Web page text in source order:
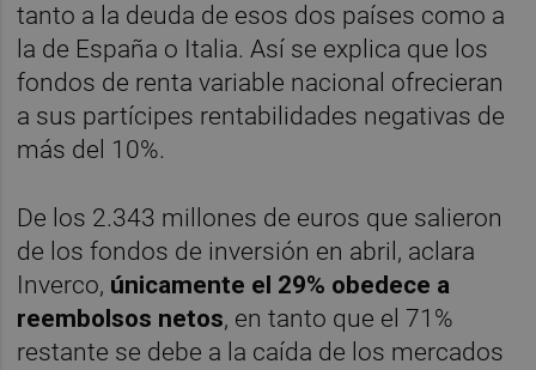
tanto a la deuda de esos dos países como a
la de España o Italia. Así se explica que los
fondos de renta variable nacional ofrecieran
a sus partícipes rentabilidades negativas de
más del 10%.
De los 2.343 millones de euros que salieron
de los fondos de inversión en abril, aclara
Inverco, únicamente el 29% obedece a
reembolsos netos, en tanto que el 71%
restante se debe a la caída de los mercados